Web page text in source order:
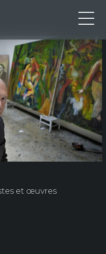
IT
EN
FR
et œuvres